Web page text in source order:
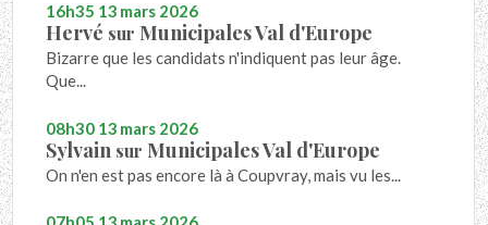
16h35 13 mars 2026
Hervé sur Municipales Val d'Europe
Bizarre que les candidats n'indiquent pas leur âge.
Que...
08h30 13 mars 2026
Sylvain sur Municipales Val d'Europe
On n'en est pas encore là à Coupvray, mais vu les...